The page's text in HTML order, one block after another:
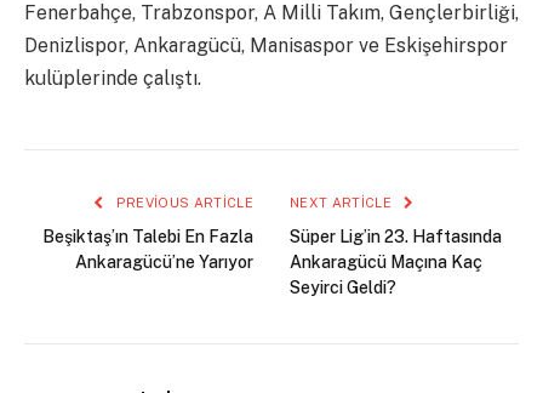
Fenerbahçe, Trabzonspor, A Milli Takım, Gençlerbirliği,
Denizlispor, Ankaragücü, Manisaspor ve Eskişehirspor
kulüplerinde çalıştı.
PREVIOUS ARTICLE
Beşiktaş’ın Talebi En Fazla
Ankaragücü’ne Yarıyor
NEXT ARTICLE
Süper Lig’in 23. Haftasında
Ankaragücü Maçına Kaç
Seyirci Geldi?